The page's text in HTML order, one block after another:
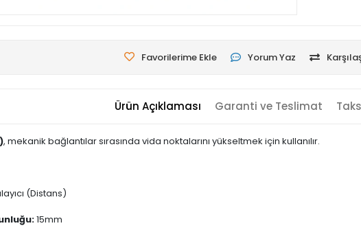
Favorilerime Ekle Yorum Yaz
Ürün Açıklaması Garanti ve Teslimat
, mekanik bağlantılar sırasında vida noktalarını yükseltmek için kullanılır.
(Distans)
15mm